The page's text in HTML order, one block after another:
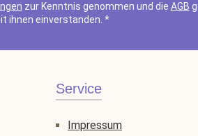
zur Kenntnis genommen und die AGB
ihnen einverstanden. *
Service
Impressum